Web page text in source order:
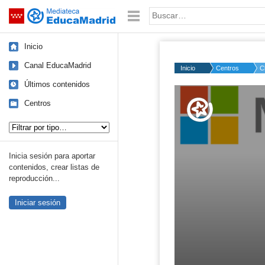
Saltar navegación Palabra o frase:
Inicio
Canal EducaMadrid
Últimos contenidos
Centros
Inicia sesión para aportar
contenidos, crear listas de
reproducción...
Iniciar sesión
Inicio Centros
Volume
50%